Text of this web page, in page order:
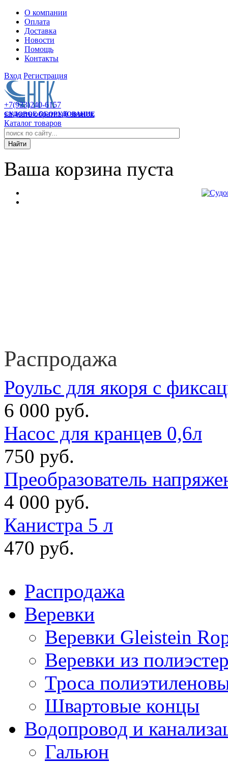
О компании
Оплата
Доставка
Новости
Помощь
Контакты
Вход Регистрация
СУДОВОЕ ОБОРУДОВАНИЕ
+7(923)240-6157
заказать обратный звонок
Каталог товаров
Ваша корзина пуста
Распродажа
Роульс для якоря с
6 000 руб.
Насос для кранцев 0,6л
750 руб.
Преобразователь
4 000 руб.
Канистра 5 л
470 руб.
Распродажа
Веревки
Веревки Gleistein
Веревки из
Троса
Швартовые концы
Водопровод и
Гальюн